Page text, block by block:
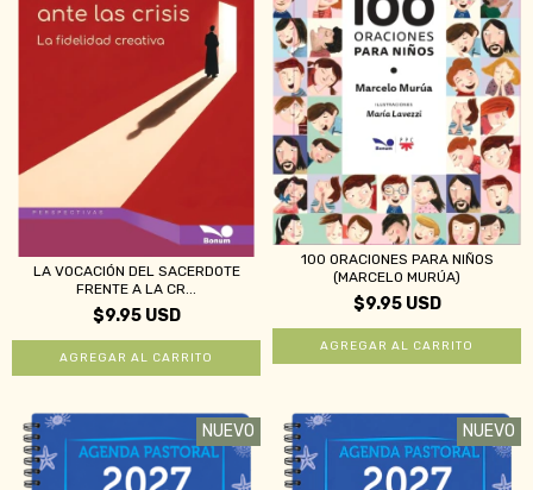
LA VOCACIÓN DEL SACERDOTE
FRENTE A LA CR...
$9.95 USD
100 ORACIONES PARA NIÑOS
(MARCELO MURÚA)
$9.95 USD
NUEVO NUEVO